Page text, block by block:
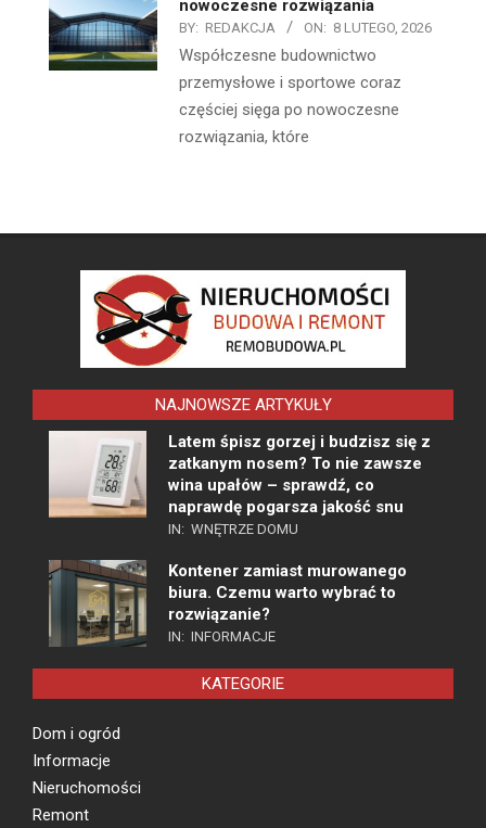
nowoczesne rozwiązania
BY: REDAKCJA ON: 8 LUTEGO, 2026
Współczesne budownictwo
przemysłowe i sportowe coraz
częściej sięga po nowoczesne
rozwiązania, które
NAJNOWSZE ARTYKUŁY
Latem śpisz gorzej i budzisz się z
zatkanym nosem? To nie zawsze
wina upałów – sprawdź, co
naprawdę pogarsza jakość snu
IN: WNĘTRZE DOMU
Kontener zamiast murowanego
biura. Czemu warto wybrać to
rozwiązanie?
IN: INFORMACJE
KATEGORIE
Dom i ogród
Informacje
Nieruchomości
Remont